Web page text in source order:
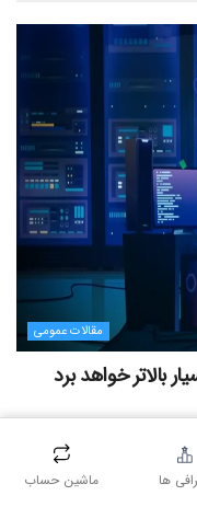
مقالات عمومی
بالاتر خواهد برد
ها ماشین حساب